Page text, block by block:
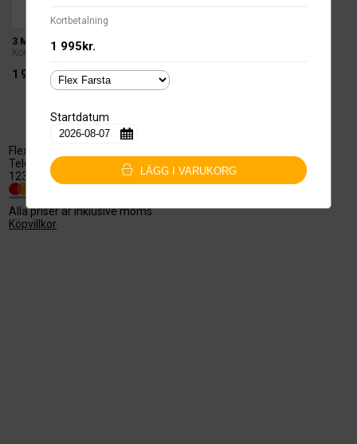
3 MÅN
Kortbetalning
1 995kr.
Kortbetalning
1 995kr.
Startdatum
LÄGG I VARUKORG
Flex i Telestaden AB
Telestaden/Mårbackagatan 11
123 43 Farsta
telestaden@flexfitness.one
Alla priser är inklusive moms
Köpvillkor